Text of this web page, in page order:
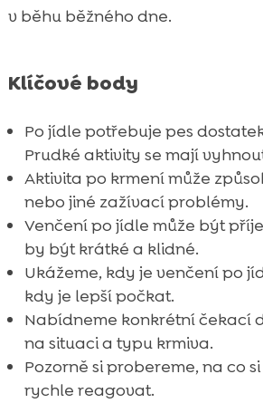

Prevence: co uděláme
závody
režim bez rizika
Závěr
FAQ
v běhu běžného dne.
Klíčové body
Po jídle potřebuje pes
Prudké aktivity se mají
Aktivita po krmení může
nebo jiné zažívací problémy.
Venčení po jídle může být
by být krátké a klidné.
Ukážeme, kdy je venčení po
kdy je lepší počkat.
Nabídneme konkrétní čekací
na situaci a typu krmiva.
Pozorně si probereme, na co
rychle reagovat.